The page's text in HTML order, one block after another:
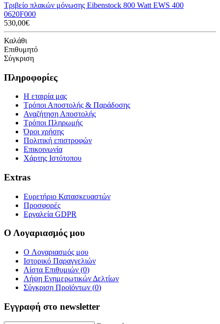
Τριβείο πλακών μόνωσης Eibenstock 800 Watt EWS 400
0620F000
530,00€
Καλάθι
Επιθυμητό
Σύγκριση
Πληροφορίες
Η εταιρία μας
Τρόποι Αποστολής & Παράδοσης
Αναζήτηση Αποστολής
Τρόποι Πληρωμής
Όροι χρήσης
Πολιτική επιστροφών
Επικοινωνία
Χάρτης Ιστότοπου
Extras
Ευρετήριο Κατασκευαστών
Προσφορές
Εργαλεία GDPR
Ο Λογαριασμός μου
O Λογαριασμός μου
Ιστορικό Παραγγελιών
Λίστα Επιθυμιών (0)
Λήψη Ενημερωτικών Δελτίων
Σύγκριση Προϊόντων (0)
Εγγραφή στο newsletter